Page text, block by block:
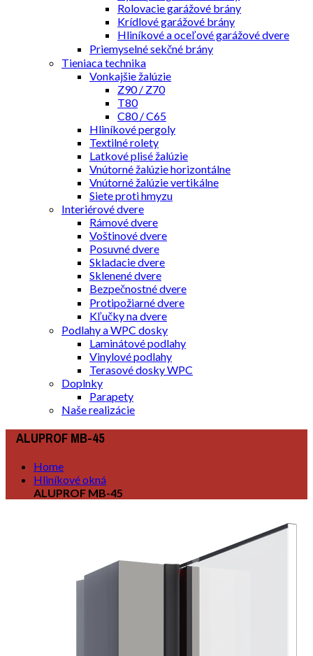
Rolovacie garážové brány
Krídlové garážové brány
Hliníkové a oceľové garážové dvere
Priemyselné sekčné brány
Tieniaca technika
Vonkajšie žalúzie
Z90 / Z70
T80
C80 / C65
Hliníkové pergoly
Textilné rolety
Latkové plisé žalúzie
Vnútorné žalúzie horizontálne
Vnútorné žalúzie vertikálne
Siete proti hmyzu
Interiérové dvere
Rámové dvere
Voštinové dvere
Posuvné dvere
Skladacie dvere
Sklenené dvere
Bezpečnostné dvere
Protipožiarné dvere
Kľučky na dvere
Podlahy a WPC dosky
Laminátové podlahy
Vinylové podlahy
Terasové dosky WPC
Doplnky
Parapety
Naše realizácie
ALUPROF MB-45
Home
Hliníkové okná
ALUPROF MB-45